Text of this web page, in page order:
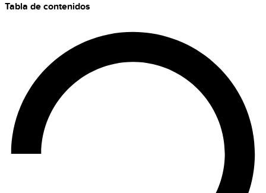
Tabla de contenidos